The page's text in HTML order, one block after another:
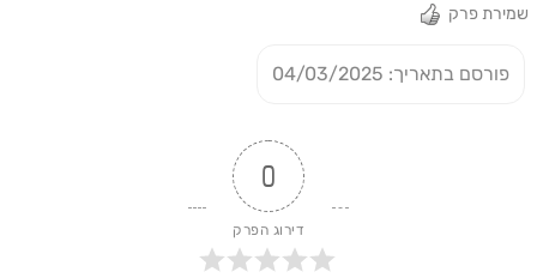
שמירת פרק
פורסם בתאריך: 04/03/2025
0
דירוג הפרק